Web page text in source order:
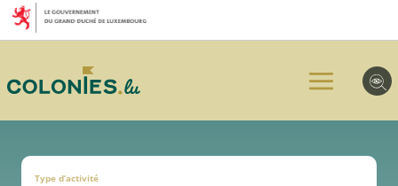
Aller
au
menu
Aller
au
contenu
Aller
au
pied
page
Type d’activité